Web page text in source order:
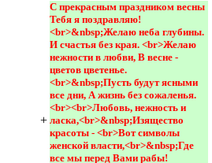
+
С прекрасным праздником весны
Тебя я поздравляю!
<br>&nbsp;Желаю неба глубины.
И счастья без края. <br>Желаю
нежности в любви, В весне -
цветов цветенье.
<br>&nbsp;Пусть будут ясными
все дни, А жизнь без сожаленья.
<br><br>Любовь, нежность и
ласка,<br>&nbsp;Изящество
красоты - <br>Вот символы
женской власти,<br>&nbsp;Где
все мы перед Вами рабы!